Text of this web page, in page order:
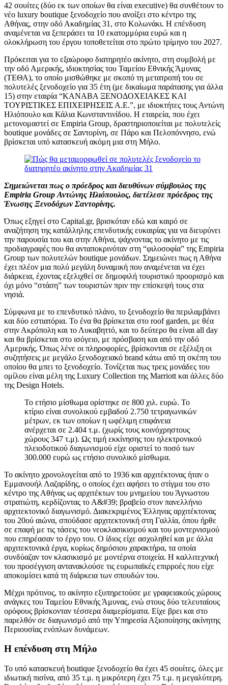
42 σουίτες (δύο εκ των οποίων θα είναι executive) θα συνθέτουν το
νέο luxury boutique ξενοδοχείο που ανοίξει στο κέντρο της
Αθήνας, στην οδό Ακαδημίας 31, στο Κολωνάκι. Η επένδυση
αναμένεται να ξεπεράσει τα 10 εκατομμύρια ευρώ και η
ολοκλήρωση του έργου τοποθετείται στο πρώτο τρίμηνο του 2027.
Πρόκειται για το εξαώροφο διατηρητέο ακίνητο, στη συμβολή με
την οδό Αμερικής, ιδιοκτησίας του Ταμείου Εθνικής Άμυνας
(ΤΕΘΑ), το οποίο μισθώθηκε με σκοπό τη μετατροπή του σε
πολυτελές ξενοδοχείο για 35 έτη (με δικαίωμα παράτασης για άλλα
15) στην εταιρία “ΚΑΝΑΒΑ ΞΕΝΟΔΟΧΕΙΑΚΕΣ ΚΑΙ
ΤΟΥΡΙΣΤΙΚΕΣ ΕΠΙΧΕΙΡΗΣΕΙΣ Α.Ε.”, με ιδιοκτήτες τους Αντώνη
Ηλιόπουλο και Κάλια Κωνσταντινίδου. Η εταιρεία, που έχει
μετονομαστεί σε Empiria Group, δραστηριοποιείται με πολυτελείς
boutique μονάδες σε Σαντορίνη, σε Πάρο και Πελοπόννησο, ενώ
βρίσκεται υπό κατασκευή ακόμη μια στη Μήλο.
Σημειώνεται πως ο πρόεδρος και διευθύνων σύμβουλος της
Empiria Group Αντώνης Ηλιόπουλος, διετέλεσε πρόεδρος της
Ένωσης Ξενοδόχων Σαντορίνης.
Όπως εξηγεί στο Capital.gr, βρισκόταν εδώ και καιρό σε
αναζήτηση της κατάλληλης επενδυτικής ευκαιρίας για να διευρύνει
την παρουσία του και στην Αθήνα, ψάχνοντας το ακίνητο με τις
προδιαγραφές που θα ανταποκρινόταν στη “φιλοσοφία” της Empiria
Group των πολυτελών boutique μονάδων. Σημειώνει πως η Αθήνα
έχει πλέον μια πολύ μεγάλη δυναμική που αναμένεται να έχει
διάρκεια, έχοντας εξελιχθεί σε δημοφιλή τουριστικό προορισμό και
όχι μόνο “στάση” των τουριστών πριν την επίσκεψή τους στα
νησιά.
Σύμφωνα με το επενδυτικό πλάνο, το ξενοδοχείο θα περιλαμβάνει
και δύο εστιατόρια. Το ένα θα βρίσκεται στο roof garden, με θέα
στην Ακρόπολη και το Λυκαβηττό, και το δεύτερο θα είναι all day
και θα βρίσκεται στο ισόγειο, με πρόσβαση και από την οδό
Αμερικής. Όπως λένε οι πληροφορίες, βρίσκονται σε εξέλιξη οι
συζητήσεις με μεγάλο ξενοδοχειακό brand κάτω από τη σκέπη του
οποίου θα μπει το ξενοδοχείο. Τονίζεται πως τρεις μονάδες του
ομίλου είναι μέλη της Luxury Collection της Marriott και άλλες δύο
της Design Hotels.
Το ετήσιο μίσθωμα ορίστηκε σε 800 χιλ. ευρώ. Το
κτίριο είναι συνολικού εμβαδού 2.750 τετραγωνικών
μέτρων, εκ των οποίων η ωφέλιμη επιφάνεια
ανέρχεται σε 2.404 τ.μ. (χωρίς τους κοινόχρηστους
χώρους 347 τ.μ). Ως τιμή εκκίνησης του ηλεκτρονικού
πλειοδοτικού διαγωνισμού είχε οριστεί το ποσό των
300.000 ευρώ ως ετήσιο συνολικό μίσθωμα.
Το ακίνητο χρονολογείται από το 1936 και αρχιτέκτονας ήταν ο
Εμμανουήλ Λαζαρίδης, ο οποίος έχει αφήσει το στίγμα του στο
κέντρο της Αθήνας ως αρχιτέκτων του μνημείου του Άγνωστου
στρατιώτη, κερδίζοντας το Α&#39; βραβείο στον πανελλήνιο
αρχιτεκτονικό διαγωνισμό. Διακεκριμένος Έλληνας αρχιτέκτονας
του 20ού αιώνα, σπούδασε αρχιτεκτονική στη Γαλλία, όπου ήρθε
σε επαφή με τις τάσεις του νεοκλασικισμού και του μοντερνισμού
που επηρέασαν το έργο του. Ο ίδιος είχε ασχοληθεί και με άλλα
αρχιτεκτονικά έργα, κυρίως δημόσιου χαρακτήρα, τα οποία
συνδύαζαν τον κλασικισμό με μοντέρνα στοιχεία. Η καλλιτεχνική
του προσέγγιση αντανακλούσε τις ευρωπαϊκές επιρροές που είχε
αποκομίσει κατά τη διάρκεια των σπουδών του.
Μέχρι πρότινος, το ακίνητο εξυπηρετούσε με γραφειακούς χώρους
ανάγκες του Ταμείου Εθνικής Άμυνας, ενώ στους δύο τελευταίους
ορόφους βρίσκονταν τέσσερα διαμερίσματα. Είχε βρει και στο
παρελθόν σε διαγωνισμό από την Υπηρεσία Αξιοποίησης ακίνητης
Περιουσίας ενόπλων δυνάμεων.
Η επένδυση στη Μήλο
Το υπό κατασκευή boutique ξενοδοχείο θα έχει 45 σουίτες, όλες με
ιδιωτική πισίνα, από 35 τ.μ. η μικρότερη έχει 75 τ.μ. η μεγαλύτερη.